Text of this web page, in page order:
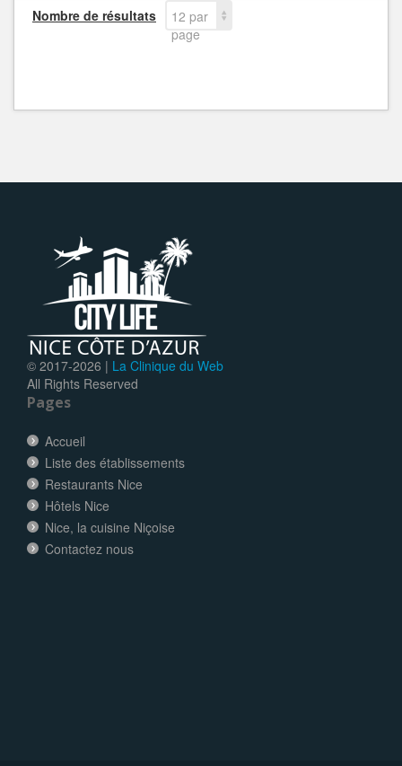
Nombre de résultats
12 par
page
© 2017-2026 | La Clinique du Web
All Rights Reserved
Pages
Accueil
Liste des établissements
Restaurants Nice
Hôtels Nice
Nice, la cuisine Niçoise
Contactez nous